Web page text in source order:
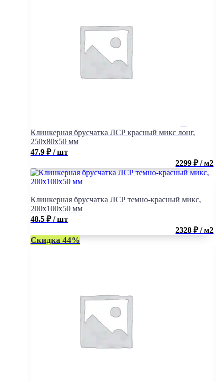
Клинкерная брусчатка ЛСР красный микс лонг,
250x80x50 мм
47.9 ₽ / шт
2299 ₽ / м2
Клинкерная брусчатка ЛСР темно-красный микс,
200x100x50 мм
48.5 ₽ / шт
2328 ₽ / м2
Скидка 44%